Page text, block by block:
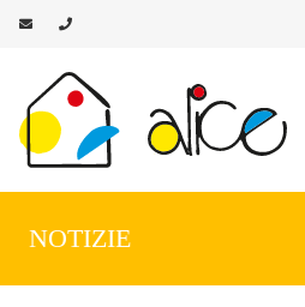
NOTIZIE